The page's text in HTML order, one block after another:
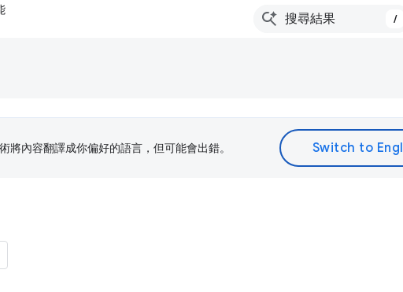
/
將內容翻譯成你偏好的語言，但可能會出錯。